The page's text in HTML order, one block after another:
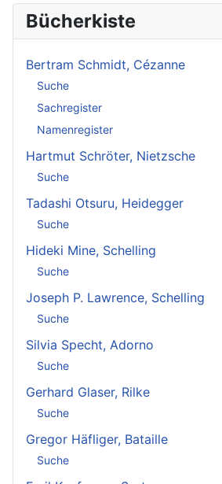
Bücherkiste
Bertram Schmidt, Cézanne
Suche
Sachregister
Namenregister
Hartmut Schröter, Nietzsche
Suche
Tadashi Otsuru, Heidegger
Suche
Hideki Mine, Schelling
Suche
Joseph P. Lawrence, Schelling
Suche
Silvia Specht, Adorno
Suche
Gerhard Glaser, Rilke
Suche
Gregor Häfliger, Bataille
Suche